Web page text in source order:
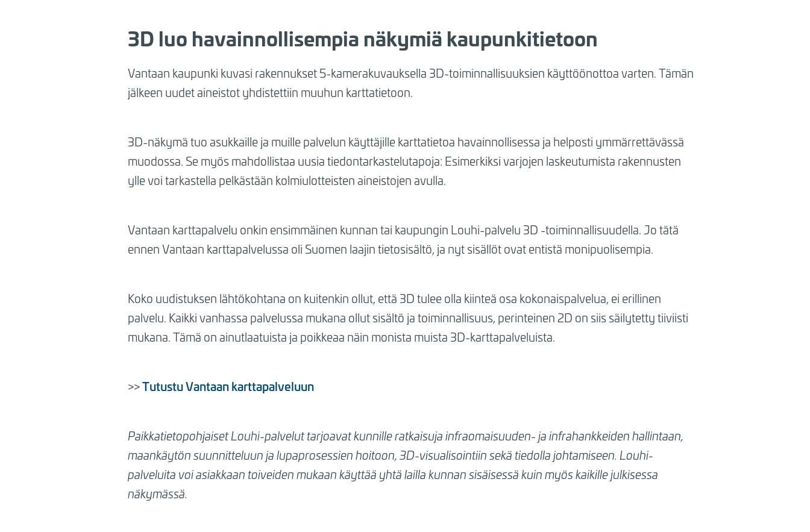
3D luo havainnollisempia näkymiä kaupunkitietoon
Vantaan kaupunki kuvasi rakennukset 5-kamerakuvauksella 3D-toiminnallisuuksien käyttöönottoa varten. Tämän
jälkeen uudet aineistot yhdistettiin muuhun karttatietoon.
3D-näkymä tuo asukkaille ja muille palvelun käyttäjille karttatietoa havainnollisessa ja helposti ymmärrettävässä
muodossa. Se myös mahdollistaa uusia tiedontarkastelutapoja: Esimerkiksi varjojen laskeutumista rakennusten
ylle voi tarkastella pelkästään kolmiulotteisten aineistojen avulla.
Vantaan karttapalvelu onkin ensimmäinen kunnan tai kaupungin Louhi-palvelu 3D -toiminnallisuudella. Jo tätä
ennen Vantaan karttapalvelussa oli Suomen laajin tietosisältö, ja nyt sisällöt ovat entistä monipuolisempia.
Koko uudistuksen lähtökohtana on kuitenkin ollut, että 3D tulee olla kiinteä osa kokonaispalvelua, ei erillinen
palvelu. Kaikki vanhassa palvelussa mukana ollut sisältö ja toiminnallisuus, perinteinen 2D on siis säilytetty tiiviisti
mukana. Tämä on ainutlaatuista ja poikkeaa näin monista muista 3D-karttapalveluista.
>>Tutustu Vantaan karttapalveluun
Paikkatietopohjaiset Louhi-palveluttarjoavat kunnille ratkaisuja infraomaisuuden- ja infrahankkeiden hallintaan,
maankäytön suunnitteluun ja lupaprosessien hoitoon, 3D-visualisointiin sekä tiedolla johtamiseen. Louhi-
palveluita voi asiakkaan toiveiden mukaan käyttää yhtä lailla kunnan sisäisessä kuin myös kaikille julkisessa
näkymässä.